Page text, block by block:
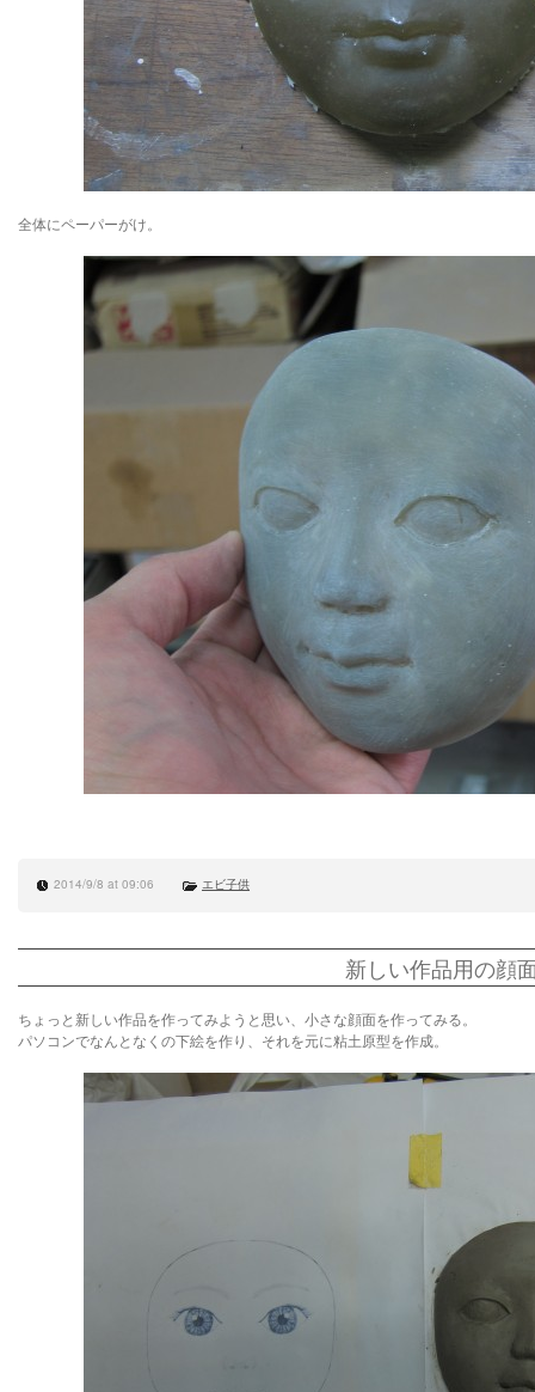
全体にペーパーがけ。
2014/9/8 at 09:06 エビ子供
新しい作品用の顔
ちょっと新しい作品を作ってみようと思い、小さな顔面を作ってみる。
パソコンでなんとなくの下絵を作り、それを元に粘土原型を作成。